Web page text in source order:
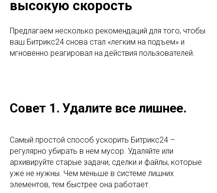
высокую скорость
Предлагаем несколько рекомендаций для того, чтобы
ваш Битрикс24 снова стал «легким на подъем» и
мгновенно реагировал на действия пользователей.
Совет 1. Удалите все лишнее.
Самый простой способ ускорить Битрикс24 –
регулярно убирать в нем мусор. Удаляйте или
архивируйте старые задачи, сделки и файлы, которые
уже не нужны. Чем меньше в системе лишних
элементов, тем быстрее она работает.